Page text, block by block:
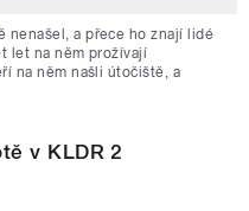
nenašel, a přece ho znají lidé
let na něm prožívají
na něm našli útočiště, a
v KLDR 2